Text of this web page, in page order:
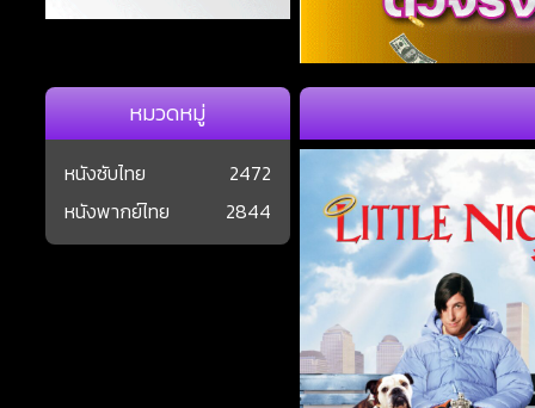
หมวดหมู่
หนังซับไทย
2472
หนังพากย์ไทย
2844